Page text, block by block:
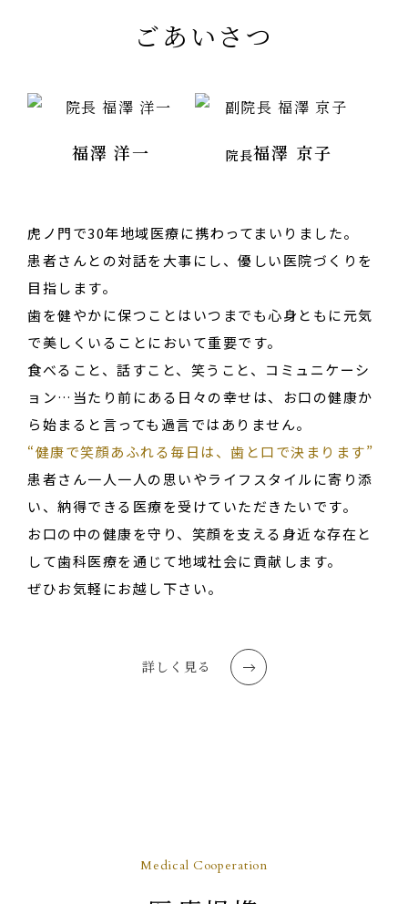
ごあいさつ
虎ノ門で30年地域医療に携わってまいりました。
患者さんとの対話を大事にし、優しい医院づくりを
目指します。
歯を健やかに保つことはいつまでも心身ともに元気
で美しくいることにおいて重要です。
食べること、話すこと、笑うこと、コミュニケーシ
ョン…当たり前にある日々の幸せは、お口の健康か
ら始まると言っても過言ではありません。
“健康で笑顔あふれる毎日は、歯と口で決まります”
患者さん一人一人の思いやライフスタイルに寄り添
い、納得できる医療を受けていただきたいです。
お口の中の健康を守り、笑顔を支える身近な存在と
して歯科医療を通じて地域社会に貢献します。
ぜひお気軽にお越し下さい。
詳しく見る
福澤 洋一 院長福澤 京子
Medical Cooperation